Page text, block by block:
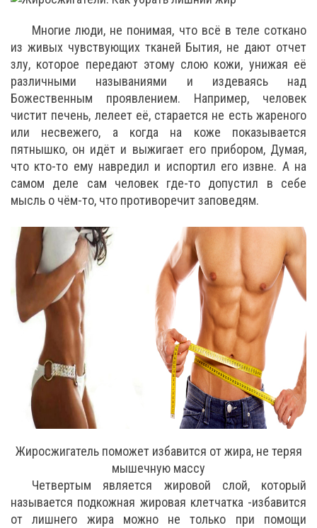
Многие люди, не понимая, что всё в теле соткано
из живых чувствующих тканей Бытия, не дают отчет
злу, которое передают этому слою кожи, унижая её
различными называниями и издеваясь над
Божественным проявлением. Например, человек
чистит печень, лелеет её, старается не есть жареного
или несвежего, а когда на коже показывается
пятнышко, он идёт и выжигает его прибором, Думая,
что кто-то ему навредил и испортил его извне. А на
самом деле сам человек где-то допустил в себе
мысль о чём-то, что противоречит заповедям.
Жиросжигатель поможет избавится от жира, не теряя
мышечную массу
Четвертым является жировой слой, который
называется подкожная жировая клетчатка -избавится
от лишнего жира можно не только при помощи